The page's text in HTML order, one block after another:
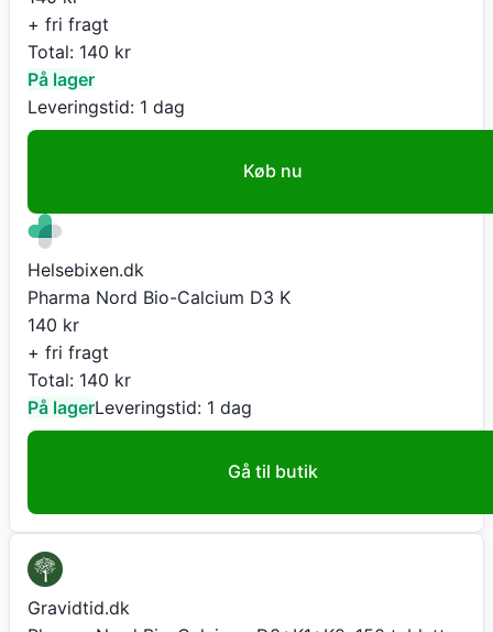
+ fri fragt
Total: 140 kr
På lager
Leveringstid: 1 dag
Køb nu
Helsebixen.dk
Pharma Nord Bio-Calcium D3 K
140 kr
+ fri fragt
Total: 140 kr
På lagerLeveringstid: 1 dag
Gå til butik
Gravidtid.dk